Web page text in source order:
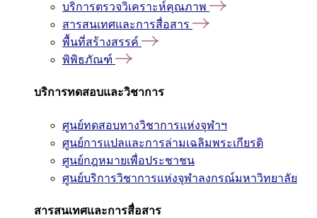
บริการตรวจวิเคราะห์คุณภาพ
สารสนเทศและการสื่อสาร
พื้นที่สร้างสรรค์
พิพิธภัณฑ์
บริการทดสอบและวิชาการ
ศูนย์ทดสอบทางวิชาการแห่งจุฬาฯ
ศูนย์การแปลและการล่ามเฉลิมพระเกียรติ
ศูนย์กฎหมายเพื่อประชาชน
ศูนย์บริการวิชาการแห่งจุฬาลงกรณ์มหาวิทยาลัย
สารสนเทศและการสื่อสาร